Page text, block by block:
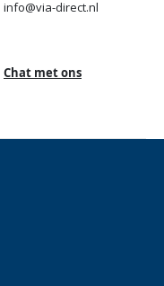
info@via-direct.nl
Chat met ons